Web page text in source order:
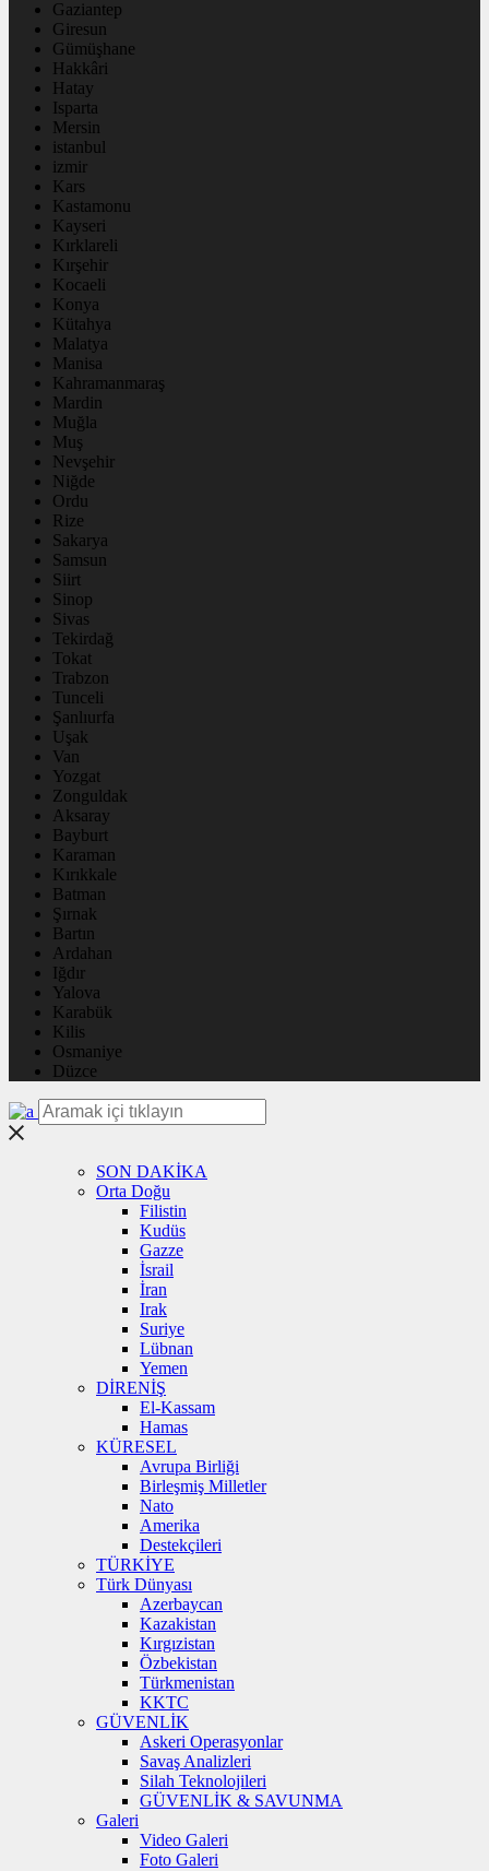
Gaziantep
Giresun
Gümüşhane
Hakkâri
Hatay
Isparta
Mersin
istanbul
izmir
Kars
Kastamonu
Kayseri
Kırklareli
Kırşehir
Kocaeli
Konya
Kütahya
Malatya
Manisa
Kahramanmaraş
Mardin
Muğla
Muş
Nevşehir
Niğde
Ordu
Rize
Sakarya
Samsun
Siirt
Sinop
Sivas
Tekirdağ
Tokat
Trabzon
Tunceli
Şanlıurfa
Uşak
Van
Yozgat
Zonguldak
Aksaray
Bayburt
Karaman
Kırıkkale
Batman
Şırnak
Bartın
Ardahan
Iğdır
Yalova
Karabük
Kilis
Osmaniye
Düzce
SON DAKİKA
Orta Doğu
Filistin
Kudüs
Gazze
İsrail
İran
Irak
Suriye
Lübnan
Yemen
DİRENİŞ
El-Kassam
Hamas
KÜRESEL
Avrupa Birliği
Birleşmiş Milletler
Nato
Amerika
Destekçileri
TÜRKİYE
Türk Dünyası
Azerbaycan
Kazakistan
Kırgızistan
Özbekistan
Türkmenistan
KKTC
GÜVENLİK
Askeri Operasyonlar
Savaş Analizleri
Silah Teknolojileri
GÜVENLİK & SAVUNMA
Galeri
Video Galeri
Foto Galeri